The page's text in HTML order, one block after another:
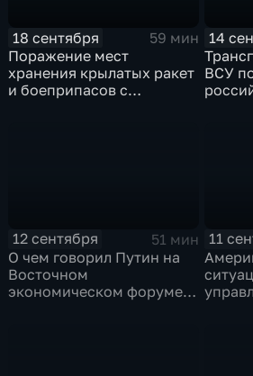
18 сентября
59 мин
Поражение мест
хранения крылатых ракет
и боеприпасов с
14
ВСУ
12 сентября
51 мин
О чем говорил Путин на
Восточном
экономическом форуме.
11